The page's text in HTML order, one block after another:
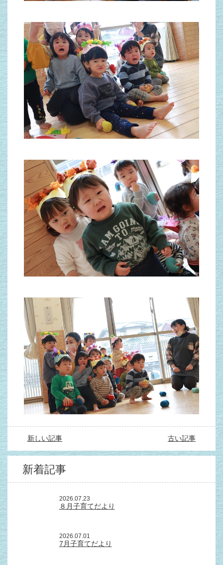
新しい記事 古い記事
新着記事
2026.07.23
８月子育てだより
2026.07.01
7月子育てだより